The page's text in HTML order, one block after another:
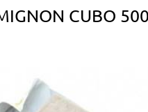
CUBO